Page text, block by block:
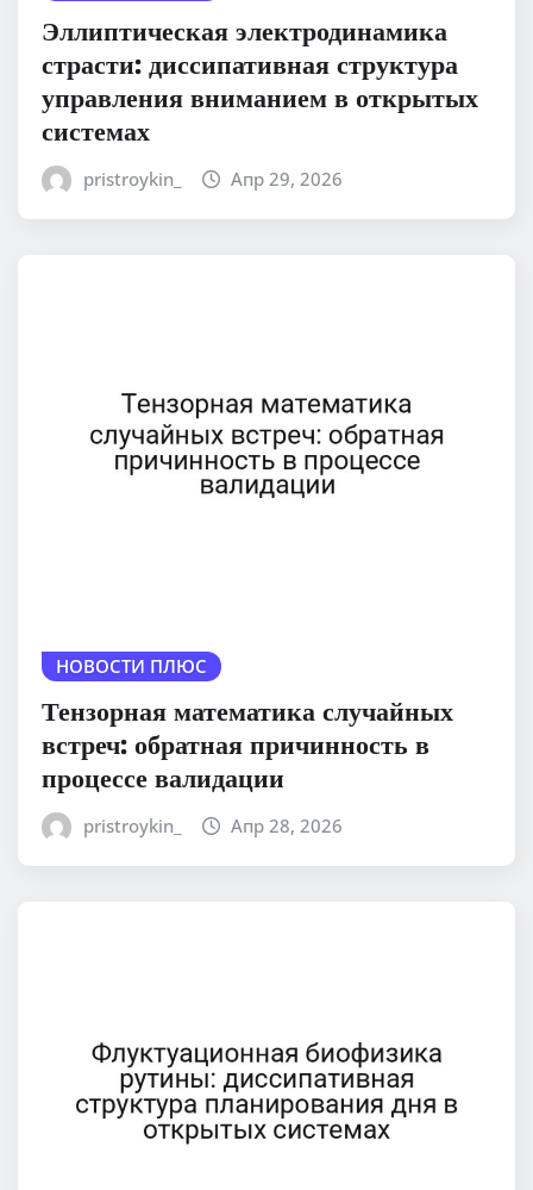
Эллиптическая электродинамика
страсти: диссипативная структура
управления вниманием в открытых
системах
pristroykin_ Апр 29, 2026
НОВОСТИ ПЛЮС
Тензорная математика случайных
встреч: обратная причинность в
процессе валидации
pristroykin_ Апр 28, 2026